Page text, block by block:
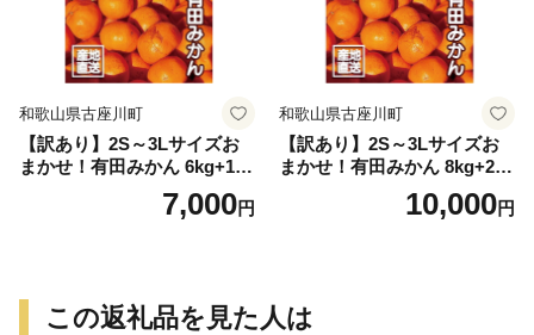
和歌山県古座川町
【訳あり】2S～3Lサイズお
まかせ！有田みかん 6kg+1kg
保証分 11月から12月下旬ま
でに順次発送致します。 / 訳
7,000円
和歌山県古座川町
【訳あり】2S～3Lサイズお
まかせ！有田みかん 8kg+2kg
保証分 11月から12月下旬ま
でに順次発送致します。 / 訳
10,000円
この返礼品を見た人は